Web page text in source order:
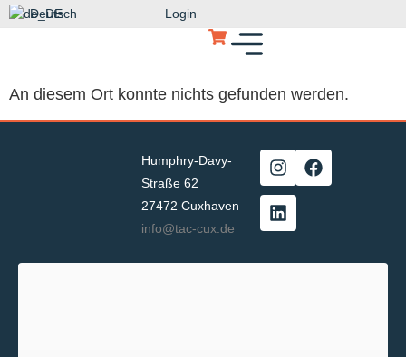
Deutsch Login
An diesem Ort konnte nichts gefunden werden.
Humphry-Davy-
Straße 62
27472 Cuxhaven
info@tac-cux.de